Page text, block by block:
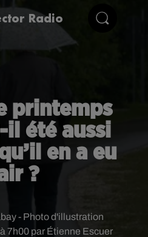
Radio
printemps
été aussi
en a eu
?
7h00 par Étienne Escuer
- Photo d'illustration